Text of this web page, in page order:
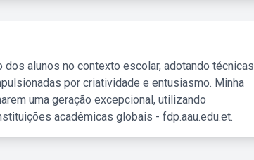
alunos no contexto escolar, adotando técnicas
por criatividade e entusiasmo. Minha
uma geração excepcional, utilizando
acadêmicas globais - fdp.aau.edu.et.